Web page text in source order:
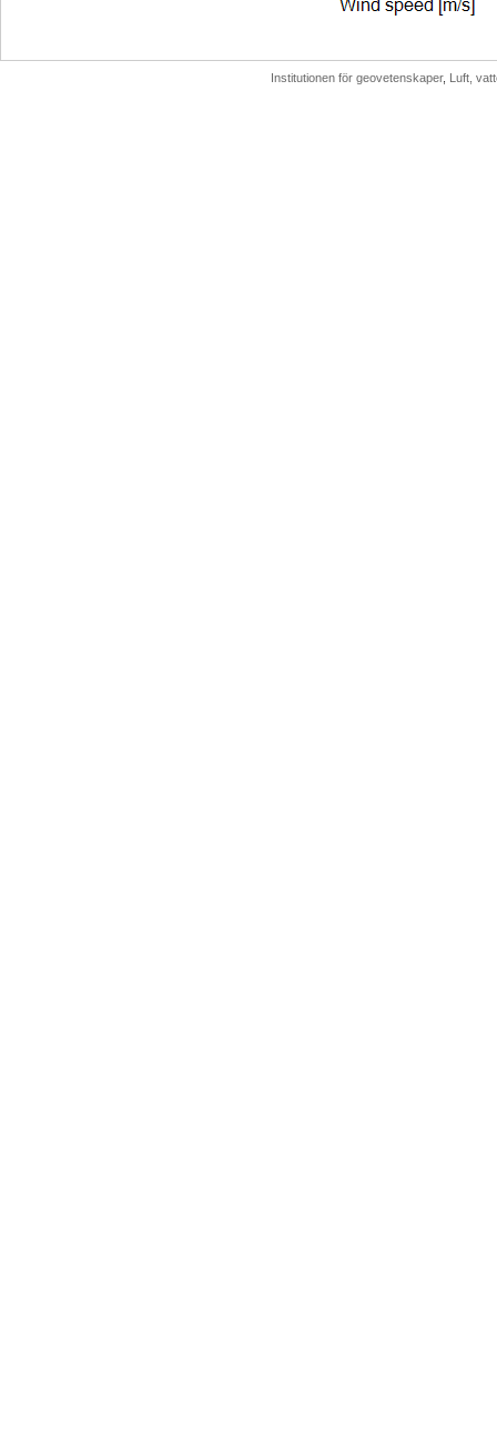
Institutionen för geovetenskaper, Luft,